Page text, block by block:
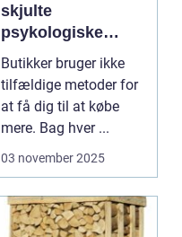
skjulte
psykologiske
tricks
Butikker bruger ikke
tilfældige metoder for
at få dig til at købe
mere. Bag hver ...
03 november 2025